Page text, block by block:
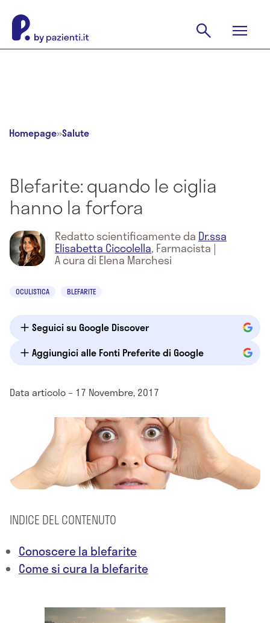
Homepage»Salute
Blefarite: quando le ciglia
hanno la forfora
Redatto scientificamente da Dr.ssa
Elisabetta Ciccolella, Farmacista |
A cura di Elena Marchesi
OCULISTICA BLEFARITE
Seguici su Google Discover
Aggiungici alle Fonti Preferite di Google
Data articolo – 17 Novembre, 2017
INDICE DEL CONTENUTO
Conoscere la blefarite
Come si cura la blefarite